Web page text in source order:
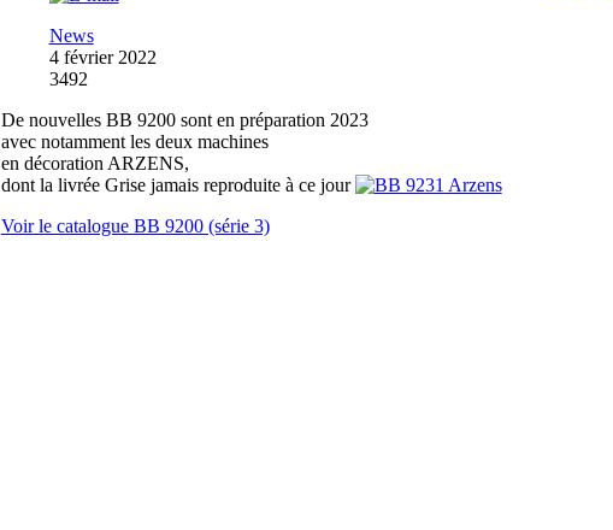
News
4 février 2022
3492
De nouvelles BB 9200 sont en préparation 2023
avec notamment les deux machines
en décoration ARZENS,
dont la livrée Grise jamais reproduite à ce jour
Voir le catalogue BB 9200 (série 3)